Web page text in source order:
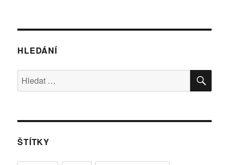
český
na
HLEDÁNÍ
Hledat:
ŠTÍTKY